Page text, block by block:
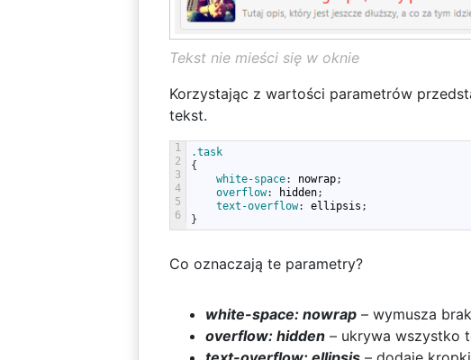
Tekst nie mieści się w oknie
Korzystając z wartości parametrów
tekst.
1
2
3
4
5
6
.task
{
white-space: nowrap;
overflow: hidden;
text-overflow: ellipsis ;
}
Co oznaczają te parametry?
white-space: nowrap– wymusza
overflow: hidden– ukrywa wszystko